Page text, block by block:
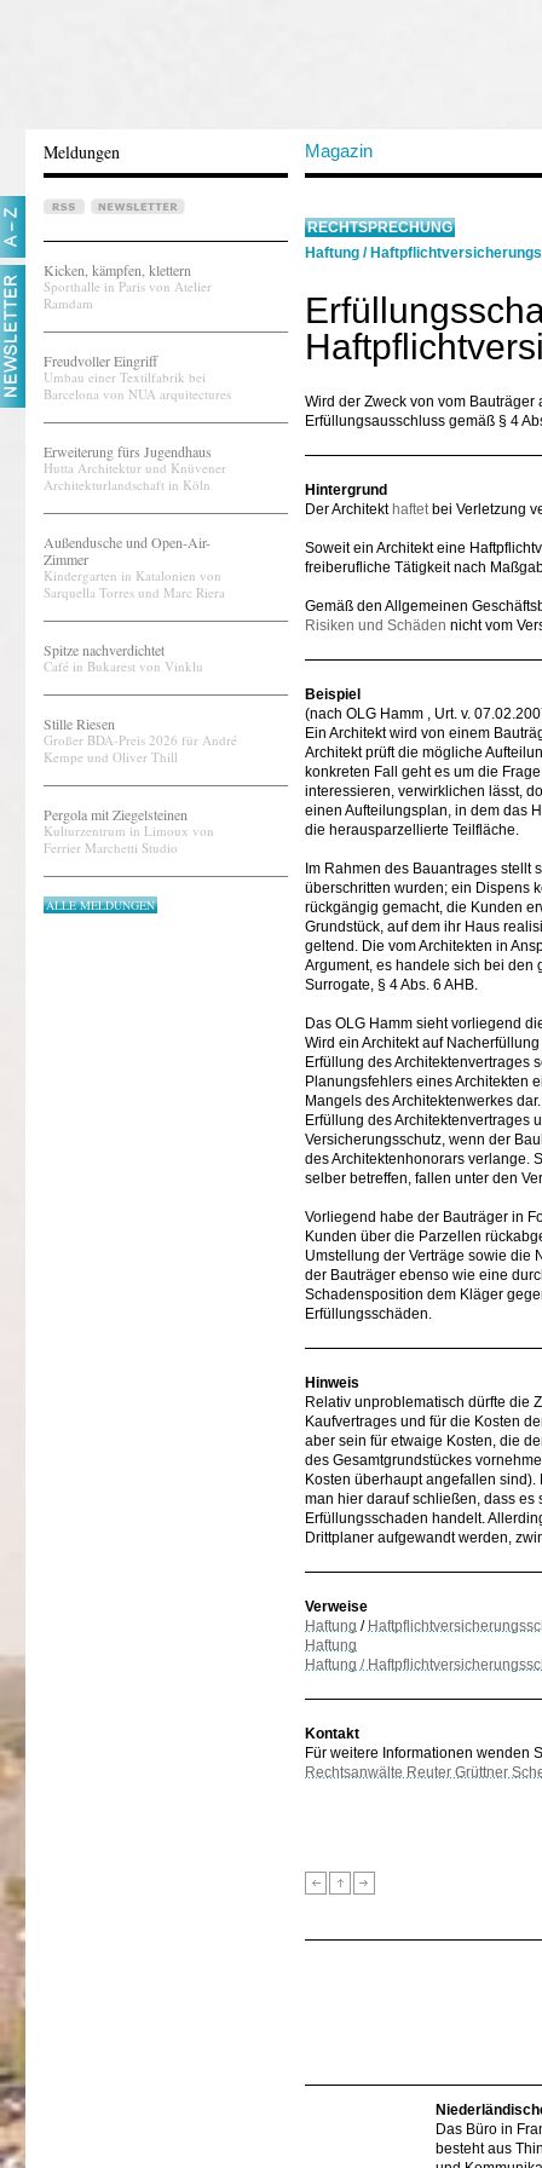
Meldungen Magazin
Kicken, kämpfen, klettern
Sporthalle in Paris von Atelier
Ramdam
Freudvoller Eingriff
Umbau einer Textilfabrik bei
Barcelona von NUA arquitectures
Erweiterung fürs Jugendhaus
Hutta Architektur und Knüvener
Architekturlandschaft in Köln
Außendusche und Open-Air-
Zimmer
Kindergarten in Katalonien von
Sarquella Torres und Marc Riera
Spitze nachverdichtet
Café in Bukarest von Vinklu
Stille Riesen
Großer BDA-Preis 2026 für André
Kempe und Oliver Thill
Pergola mit Ziegelsteinen
Kulturzentrum in Limoux von
Ferrier Marchetti Studio
ALLE MELDUNGEN
RECHTSPRECHUNG
Haftung /
Wird der Zweck von vom
Erfüllungsausschluss gemäß § 4
Hintergrund
Der Architekt haftetbei Verletzung
Soweit ein Architekt eine
freiberufliche Tätigkeit nach
Gemäß den Allgemeinen
Risiken und Schäden nicht vom
Beispiel
(nach OLG Hamm , Urt. v.
Ein Architekt wird von einem
Architekt prüft die mögliche
konkreten Fall geht es um die
interessieren, verwirklichen lässt,
einen Aufteilungsplan, in dem das
die herausparzellierte Teilfläche.
Im Rahmen des Bauantrages
überschritten wurden; ein Dispens
rückgängig gemacht, die Kunden
Grundstück, auf dem ihr Haus
geltend. Die vom Architekten in
Argument, es handele sich bei den
Surrogate, § 4 Abs. 6 AHB.
Das OLG Hamm sieht vorliegend
Wird ein Architekt auf
Erfüllung des Architektenvertrages
Planungsfehlers eines Architekten
Mangels des Architektenwerkes
Erfüllung des Architektenvertrages
Versicherungsschutz, wenn der
des Architektenhonorars verlange.
selber betreffen, fallen unter den
Vorliegend habe der Bauträger in
Kunden über die Parzellen
Umstellung der Verträge sowie die
der Bauträger ebenso wie eine
Schadensposition dem Kläger
Erfüllungsschäden.
Hinweis
Relativ unproblematisch dürfte die
Kaufvertrages und für die Kosten
aber sein für etwaige Kosten, die
des Gesamtgrundstückes
Kosten überhaupt angefallen
man hier darauf schließen, dass
Erfüllungsschaden handelt.
Drittplaner aufgewandt werden,
Verweise
Haftung /
Haftung
Haftung /
Kontakt
Für weitere Informationen wenden
Rechtsanwälte Reuter Grüttner
Das Büro in
besteht aus